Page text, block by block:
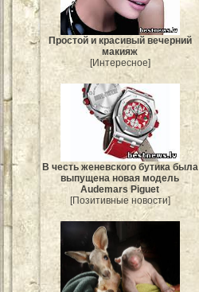
Простой и красивый вечерний
макияж
[Интересное]
В честь женевского бутика была
выпущена новая модель
Audemars Piguet
[Позитивные новости]